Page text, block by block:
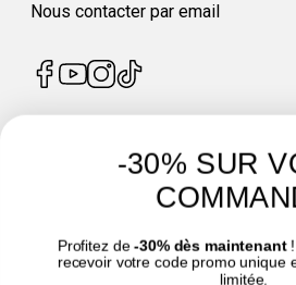
Nous contacter par email
4.7/5
-30% SUR
Profitez de -30% dès maintenant!
recevoir votre code promo unique
limitée.